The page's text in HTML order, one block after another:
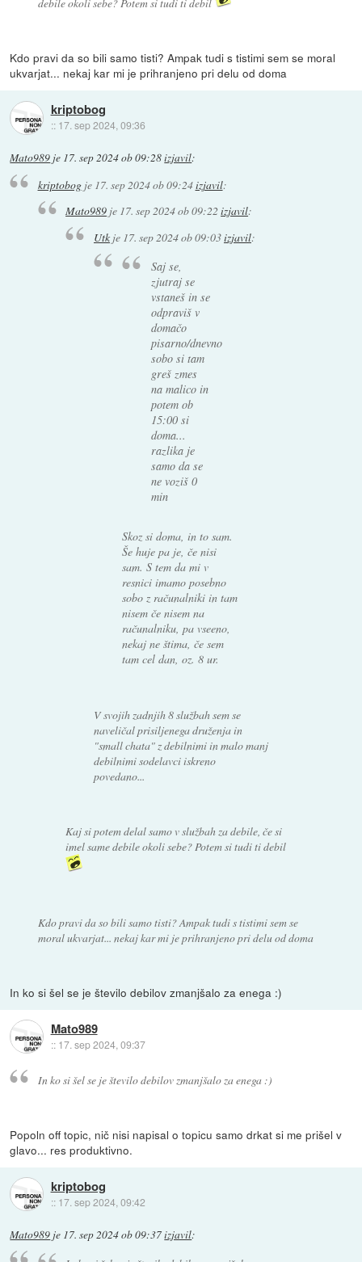
Kdo pravi da so bili samo tisti? Ampak tudi s tistimi sem se moral
ukvarjat... nekaj kar mi je prihranjeno pri delu od doma
kriptobog
:: 17. sep 2024, 09:36
Mato989 je 17. sep 2024 ob 09:28izjavil:
kriptobogje 17. sep 2024 ob 09:24izjavil:
Mato989 je 17. sep 2024 ob 09:22izjavil:
Utkje 17. sep 2024 ob 09:03izjavil:
Saj se,
zjutraj se
vstaneš in se
odpraviš v
domačo
pisarno/dnevno
sobo si tam
greš zmes
na malico in
potem ob
15:00 si
doma...
razlika je
samo da se
ne voziš 0
min
Skoz si doma, in to sam.
Še huje pa je, če nisi
sam. S tem da mi v
resnici imamo posebno
sobo z računalniki in tam
nisem če nisem na
računalniku, pa vseeno,
nekaj ne štima, če sem
tam cel dan, oz. 8 ur.
V svojih zadnjih 8 službah sem se
naveličal prisiljenega druženja in
"small chata" z debilnimi in malo manj
debilnimi sodelavci iskreno
povedano...
Kaj si potem delal samo v službah za debile, če si
imel same debile okoli sebe? Potem si tudi ti debil
Kdo pravi da so bili samo tisti? Ampak tudi s tistimi sem se
moral ukvarjat... nekaj kar mi je prihranjeno pri delu od doma
In ko si šel se je število debilov zmanjšalo za enega :)
Mato989
:: 17. sep 2024, 09:37
In ko si šel se je število debilov zmanjšalo za enega :)
Popoln off topic, nič nisi napisal o topicu samo drkat si me prišel v
glavo... res produktivno.
kriptobog
:: 17. sep 2024, 09:42
Mato989 je 17. sep 2024 ob 09:37izjavil: